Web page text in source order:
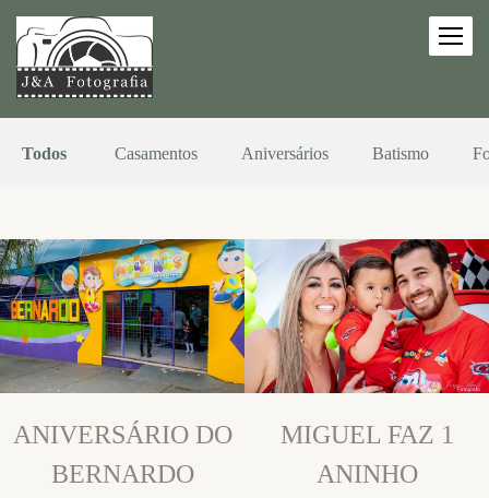
Todos Casamentos Aniversários Batismo
ANIVERSÁRIO DO
BERNARDO
MIGUEL FAZ 1
ANINHO